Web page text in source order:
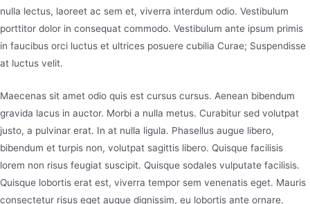
nulla lectus, laoreet ac sem et, viverra interdum odio. Vestibulum
porttitor dolor in consequat commodo. Vestibulum ante ipsum primis
in faucibus orci luctus et ultrices posuere cubilia Curae; Suspendisse
at luctus velit.
Maecenas sit amet odio quis est cursus cursus. Aenean bibendum
gravida lacus in auctor. Morbi a nulla metus. Curabitur sed volutpat
justo, a pulvinar erat. In at nulla ligula. Phasellus augue libero,
bibendum et turpis non, volutpat sagittis libero. Quisque facilisis
lorem non risus feugiat suscipit. Quisque sodales vulputate facilisis.
Quisque lobortis erat est, viverra tempor sem venenatis eget. Mauris
consectetur risus eget augue dignissim, eu lobortis ante ornare.